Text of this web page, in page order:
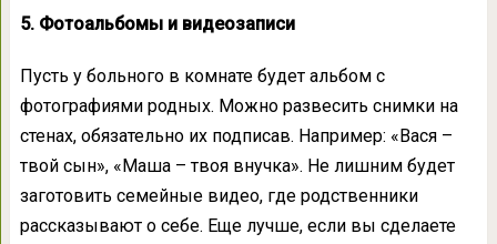
5. Фотоальбомы и видеозаписи
Пусть у больного в комнате будет альбом с
фотографиями родных. Можно развесить снимки на
стенах, обязательно их подписав. Например: «Вася –
твой сын», «Маша – твоя внучка». Не лишним будет
заготовить семейные видео, где родственники
рассказывают о себе. Еще лучше, если вы сделаете